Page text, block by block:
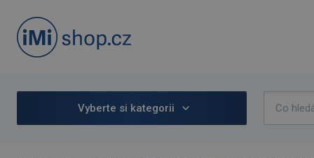
Vyberte si kategorii